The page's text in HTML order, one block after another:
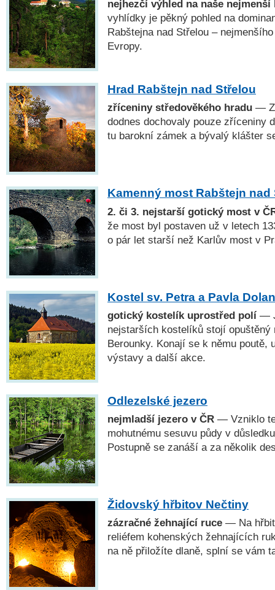
nejhezčí výhled na naše
vyhlídky je pěkný pohled na
Rabštejna nad Střelou –
Evropy.
Hrad Rabštejn nad Střelou
zříceniny středověkého hradu — Z
dodnes dochovaly pouze zříceniny
tu barokní zámek a bývalý klášter
Kamenný most Rabštejn nad
2. či 3. nejstarší gotický most v
že most byl postaven už v letech
o pár let starší než Karlův most v
Kostel sv. Petra a Pavla
gotický kostelík uprostřed polí —
nejstarších kostelíků stojí opuštěný
Berounky. Konají se k němu poutě,
výstavy a další akce.
Odlezelské jezero
nejmladší jezero v ČR — Vzniklo
mohutnému sesuvu půdy v
Postupně se zanáší a za několik
Židovský hřbitov Nečtiny
zázračné žehnající ruce — Na
reliéfem kohenských žehnajících
na ně přiložíte dlaně, splní se vám